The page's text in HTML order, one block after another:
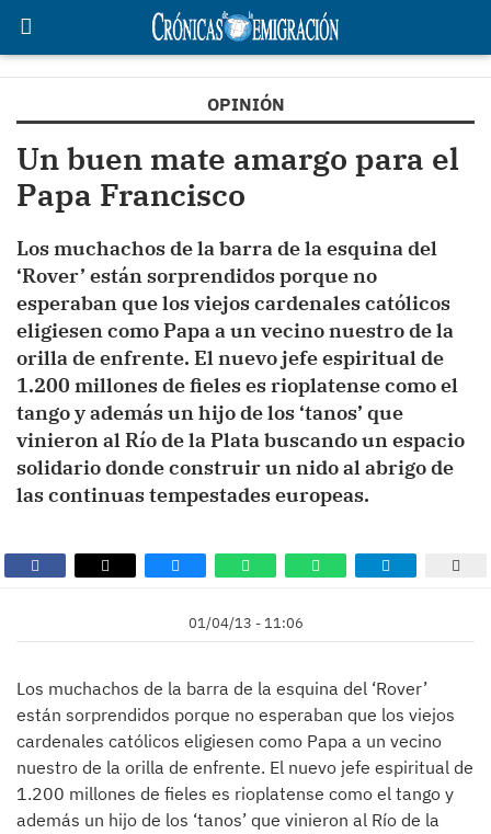
OPINIÓN
Un buen mate amargo para el
Papa Francisco
Los muchachos de la barra de la esquina del
‘Rover’ están sorprendidos porque no
esperaban que los viejos cardenales católicos
eligiesen como Papa a un vecino nuestro de la
orilla de enfrente. El nuevo jefe espiritual de
1.200 millones de fieles es rioplatense como el
tango y además un hijo de los ‘tanos’ que
vinieron al Río de la Plata buscando un espacio
solidario donde construir un nido al abrigo de
las continuas tempestades europeas.
01/04/13 - 11:06
Los muchachos de la barra de la esquina del ‘Rover’
están sorprendidos porque no esperaban que los viejos
cardenales católicos eligiesen como Papa a un vecino
nuestro de la orilla de enfrente. El nuevo jefe espiritual de
1.200 millones de fieles es rioplatense como el tango y
además un hijo de los ‘tanos’ que vinieron al Río de la